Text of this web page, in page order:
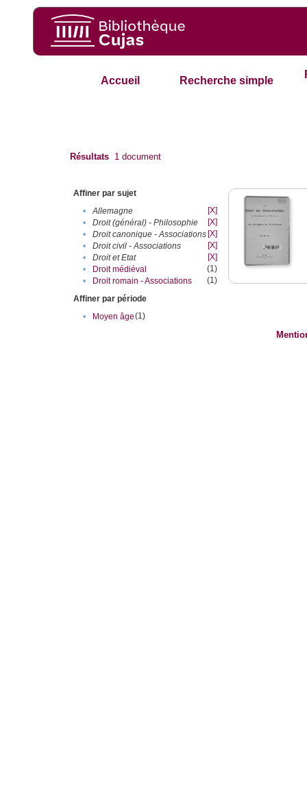
Accueil Recherche simple
Résultats 1 document
Affiner par sujet
•
Allemagne
[X]
•
Droit (général) - Philosophie
[X]
•
Droit canonique - Associations [X]
•
Droit civil - Associations
[X]
•
Droit et Etat
[X]
•
Droit médiéval
(1)
•
Droit romain - Associations
(1)
Affiner par période
•
Moyen âge(1)